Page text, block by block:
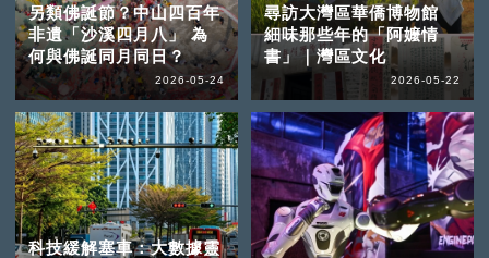
另類佛誕節？中山四百年
非遺「沙溪四月八」 為
何與佛誕同月同日？
2026-05-24
尋訪大灣區華僑博物館
細味那些年的「阿嬤情
書」｜灣區文化
2026-05-22
科技緩解塞車：大數據靈